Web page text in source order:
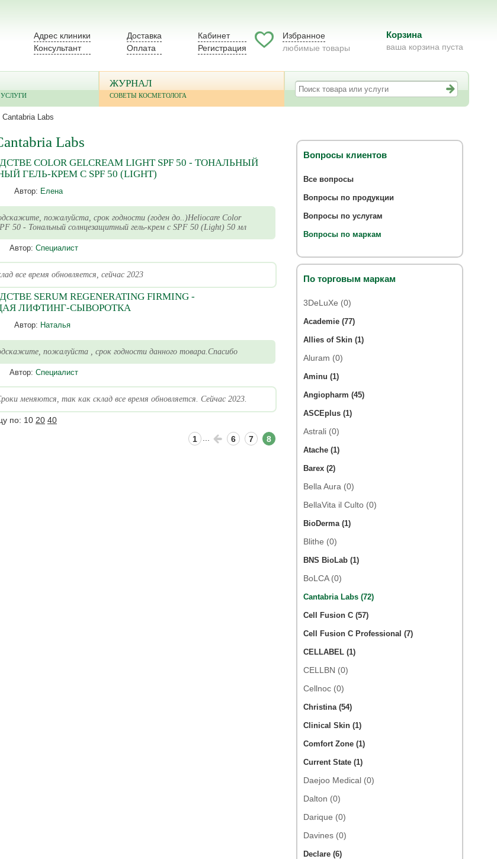
Адрес клиники
Консультант
Доставка
Оплата
Кабинет
Регистрация
Избранное
любимые товары
Корзина
ваша корзина пуста
ЖУРНАЛ
СОВЕТЫ КОСМЕТОЛОГА
Cantabria Labs
Labs
COLOR GELCREAM LIGHT SPF 50 - ТОНАЛЬНЫЙ
ГЕЛЬ-КРЕМ С SPF 50 (LIGHT)
Автор: Елена
пожалуйста, срок годности (годен до..)Heliocare Color
50 - Тональный солнцезащитный гель-крем с SPF 50 (Light) 50 мл
Автор: Специалист
все время обновляется, сейчас 2023
SERUM REGENERATING FIRMING -
ЛИФТИНГ-СЫВОРОТКА
Автор: Наталья
пожалуйста , срок годности данного товара.Спасибо
Автор: Специалист
меняются, так как склад все время обновляется. Сейчас 2023.
по: 10 20 40
1
... 6 7 8
Вопросы клиентов
Все вопросы
Вопросы по продукции
Вопросы по услугам
Вопросы по маркам
По торговым маркам
3DeLuXe (0)
Academie (77)
Allies of Skin (1)
Aluram (0)
Aminu (1)
Angiopharm (45)
ASCEplus (1)
Astrali (0)
Atache (1)
Barex (2)
Bella Aura (0)
BellaVita il Culto (0)
BioDerma (1)
Blithe (0)
BNS BioLab (1)
BoLCA (0)
Cantabria Labs (72)
Cell Fusion C (57)
Cell Fusion C Professional (7)
CELLABEL (1)
CELLBN (0)
Cellnoc (0)
Christina (54)
Clinical Skin (1)
Comfort Zone (1)
Current State (1)
Daejoo Medical (0)
Dalton (0)
Darique (0)
Davines (0)
Declare (6)